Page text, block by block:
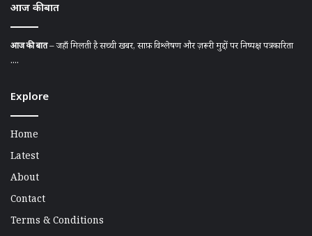
आज की बात
आज की बात– जहाँ मिलती है सच्ची खबर, साफ़ विश्लेषण और ज़रूरी मुद्दों पर निष्पक्ष पत्रकारिता
....
Explore
Home
Latest
About
Contact
Terms & Conditions